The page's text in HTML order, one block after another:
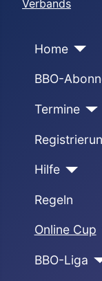
Verbands
Home
BBO-
Termine
Hilfe
Regeln
Online Cup
BBO-Liga